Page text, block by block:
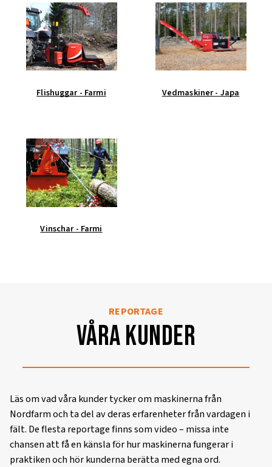
Flishuggar - Farmi Vedmaskiner - Japa
Vinschar - Farmi
REPORTAGE
Våra kunder
Läs om vad våra kunder tycker om maskinerna från
Nordfarm och ta del av deras erfarenheter från vardagen i
fält. De flesta reportage finns som video – missa inte
chansen att få en känsla för hur maskinerna fungerar i
praktiken och hör kunderna berätta med egna ord.